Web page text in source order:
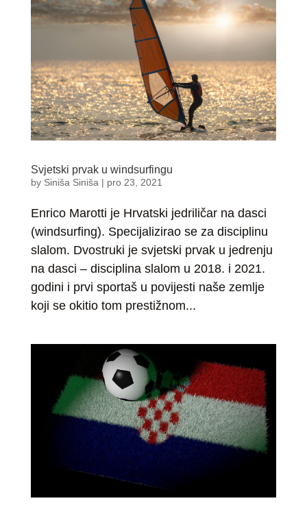
Svjetski prvak u windsurfingu
by Siniša Siniša | pro 23, 2021
Enrico Marotti je Hrvatski jedriličar na dasci
(windsurfing). Specijalizirao se za disciplinu
slalom. Dvostruki je svjetski prvak u jedrenju
na dasci – disciplina slalom u 2018. i 2021.
godini i prvi sportaš u povijesti naše zemlje
koji se okitio tom prestižnom...